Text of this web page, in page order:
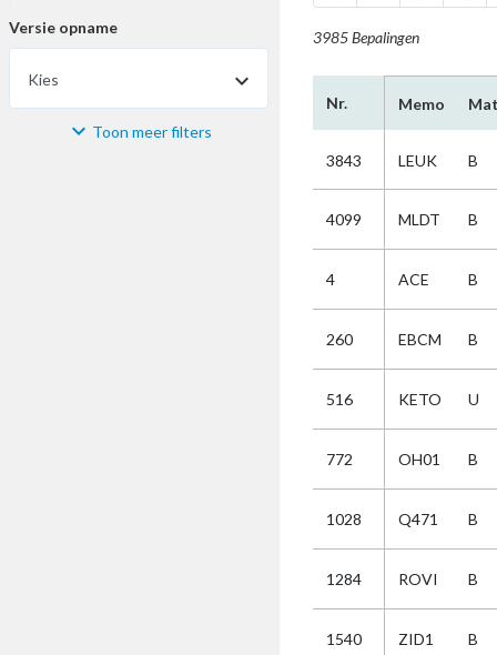
Versie opname
Kies
Materiaal Toon meer filters
3985 Bepalingen
Nr. Memo
3843 LEUK B
4099 MLDT B
4 ACE B
260 EBCM B
516 KETO U
772 OH01 B
1028 Q471 B
1284 ROVI B
1540 ZID1 B